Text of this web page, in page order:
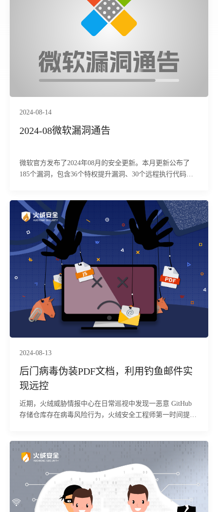
2024-08-14
2024-08微软漏洞通告
微软官方发布了2024年08月的安全更新。本月更新公布了
185个漏洞，包含36个特权提升漏洞、30个远程执行代码漏
别为“Critical”（高危），81个为“Important”（严重）。
2024-08-13
后门病毒伪装PDF文档，利用钓鱼邮件实
现远控
近期，火绒威胁情报中心在日常巡视中发现一恶意 GitHub
存储仓库存在病毒风险行为，火绒安全工程师第一时间提取
带有成熟后门功能的样本混淆 JavaScript 执行控制功能。结
合相关威胁情报和攻击者的 TTP(Tactics, techniques, and
procedures)，可以确认利用的是名为 WSHRAT 的成熟
JavaScript 后门，并基于钓鱼邮件进行分发。目前，火绒安
全产品可对上述病毒进行拦截查杀，请广大用户及时更新病
毒库以提高防御能力。